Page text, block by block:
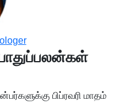
பிப்ரவரி மாதம்